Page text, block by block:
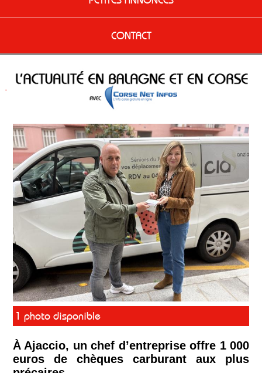
CONTACT
1 photo disponible
À Ajaccio, un chef d’entreprise offre 1 000
euros de chèques carburant aux plus